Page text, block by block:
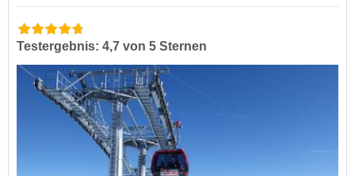
Testergebnis: 4,7 von 5 Sternen